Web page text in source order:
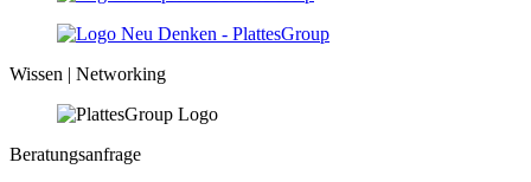
Wissen | Networking
Beratungsanfrage